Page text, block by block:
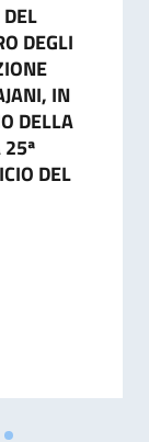
DEGLI
IN
DELLA
25ª
DEL
CONSIGLIO DEI